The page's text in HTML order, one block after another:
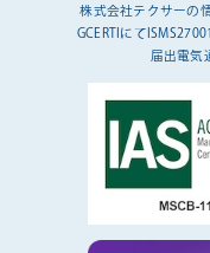
株式会社テクサーの
GCERTIにて
届出電気